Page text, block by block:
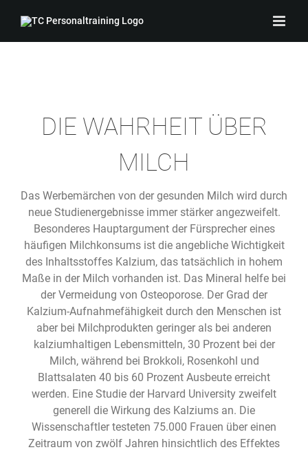
Inhalt
springen
DIE WAHRHEIT ÜBER
MILCH
Das Werbemärchen von der gesunden Milch wird durch
neue Studienergebnisse immer stärker angezweifelt.
Besonderes Hauptargument der Fürsprecher eines
häufigen Milchkonsums ist die angebliche Wichtigkeit
des Inhaltsstoffes Kalzium, das tatsächlich in hohem
Maße in der Milch vorhanden ist. Das Mineral helfe bei
der Vermeidung von Osteoporose. Der Grad der
Kalzium-Aufnahmefähigkeit durch den Menschen ist
aber bei Milchprodukten geringer als bei anderen
kalziumhaltigen Lebensmitteln, 30 Prozent bei der
Milch, während bei Brokkoli, Rosenkohl und
Blattsalaten 40 bis 60 Prozent Ausbeute erreicht
werden. Eine Studie der Harvard University zweifelt
generell die Wirkung des Kalziums an. Die
Wissenschaftler testeten 75.000 Frauen über einen
Zeitraum von zwölf Jahren hinsichtlich des Effektes